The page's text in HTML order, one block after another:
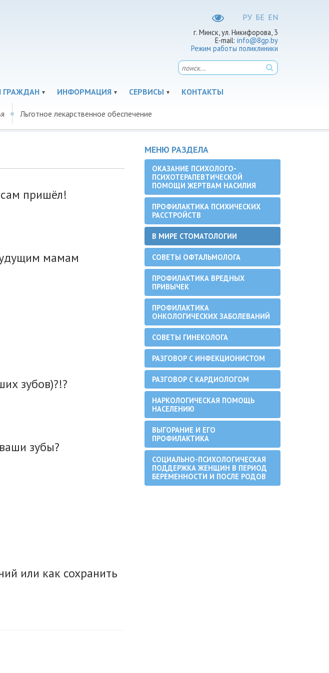
РУ БЕ EN
г. Минск, ул. Никифорова, 3
E-mail: info@8gp.by
Режим работы поликлиники
ГРАЖДАН ИНФОРМАЦИЯ СЕРВИСЫ КОНТАКТЫ
Льготное лекарственное обеспечение
пришёл!
мамам
зубов)?!?
зубы?
или как сохранить
МЕНЮ РАЗДЕЛА
ОКАЗАНИЕ ПСИХОЛОГО-
ПСИХОТЕРАПЕВТИЧЕСКОЙ
ПОМОЩИ ЖЕРТВАМ НАСИЛИЯ
ПРОФИЛАКТИКА ПСИХИЧЕСКИХ
РАССТРОЙСТВ
В МИРЕ СТОМАТОЛОГИИ
СОВЕТЫ ОФТАЛЬМОЛОГА
ПРОФИЛАКТИКА ВРЕДНЫХ
ПРИВЫЧЕК
ПРОФИЛАКТИКА
ОНКОЛОГИЧЕСКИХ ЗАБОЛЕВАНИЙ
СОВЕТЫ ГИНЕКОЛОГА
РАЗГОВОР С ИНФЕКЦИОНИСТОМ
РАЗГОВОР С КАРДИОЛОГОМ
НАРКОЛОГИЧЕСКАЯ ПОМОЩЬ
НАСЕЛЕНИЮ
ВЫГОРАНИЕ И ЕГО
ПРОФИЛАКТИКА
СОЦИАЛЬНО-ПСИХОЛОГИЧЕСКАЯ
ПОДДЕРЖКА ЖЕНЩИН В ПЕРИОД
БЕРЕМЕННОСТИ И ПОСЛЕ РОДОВ